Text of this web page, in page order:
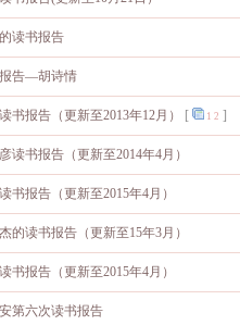
读书报告
告—胡诗情
书报告（更新至2013年12月） [ 1 2 ]
读书报告（更新至2014年4月）
书报告（更新至2015年4月）
的读书报告（更新至15年3月）
书报告（更新至2015年4月）
第六次读书报告